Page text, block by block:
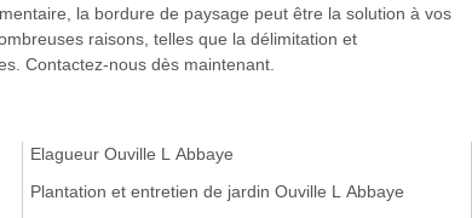
la bordure de paysage peut être la solution à vos
raisons, telles que la délimitation et
Contactez-nous dès maintenant.
Elagueur Ouville L Abbaye
Plantation et entretien de jardin Ouville L Abbaye